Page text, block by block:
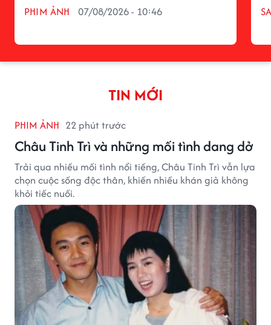
PHIM ẢNH 07/08/2026 - 10:46
TIN MỚI
PHIM ẢNH 22 phút trước
Châu Tinh Trì và những mối tình dang dở
Trải qua nhiều mối tình nổi tiếng, Châu Tinh Trì vẫn lựa
chọn cuộc sống độc thân, khiến nhiều khán giả không
khỏi tiếc nuối.